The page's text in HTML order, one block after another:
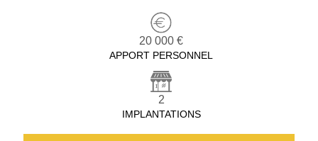
20 000 €
APPORT PERSONNEL
2
IMPLANTATIONS